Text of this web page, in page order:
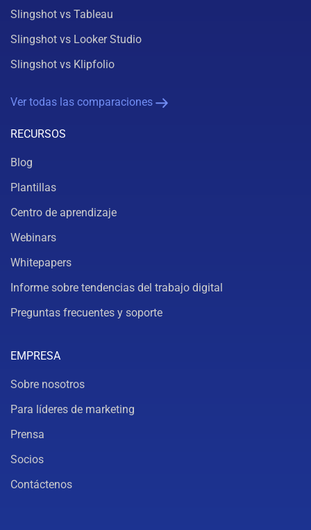
Slingshot vs Tableau
Slingshot vs Looker Studio
Slingshot vs Klipfolio
Ver todas las comparaciones
RECURSOS
Blog
Plantillas
Centro de aprendizaje
Webinars
Whitepapers
Informe sobre tendencias del trabajo digital
Preguntas frecuentes y soporte
EMPRESA
Sobre nosotros
Para líderes de marketing
Prensa
Socios
Contáctenos